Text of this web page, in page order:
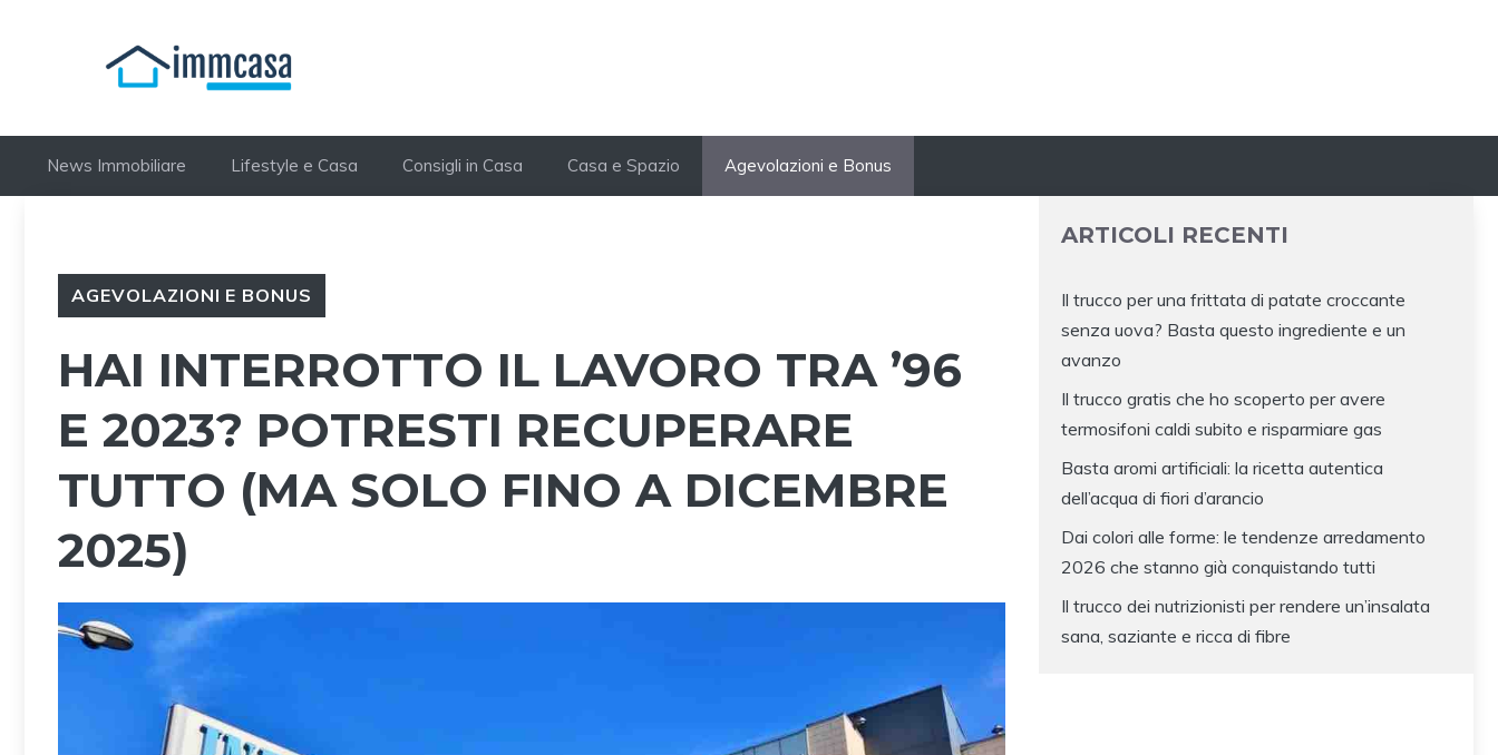
News Immobiliare Lifestyle e Casa Consigli in Casa Casa e Spazio Agevolazioni e Bonus
AGEVOLAZIONI E BONUS
HAI INTERROTTO IL LAVORO TRA ’96
E 2023? POTRESTI RECUPERARE
TUTTO (MA SOLO FINO A DICEMBRE
2025)
ARTICOLI RECENTI
Il trucco per una frittata di patate croccante
senza uova? Basta questo ingrediente e un
avanzo
Il trucco gratis che ho scoperto per avere
termosifoni caldi subito e risparmiare gas
Basta aromi artificiali: la ricetta autentica
dell’acqua di fiori d’arancio
Dai colori alle forme: le tendenze arredamento
2026 che stanno già conquistando tutti
Il trucco dei nutrizionisti per rendere un’insalata
sana, saziante e ricca di fibre